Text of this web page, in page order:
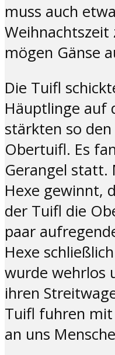
muss auch
Weihnachtszeit
mögen Gänse
Die Tuifl
Häuptlinge auf
stärkten so
Obertuifl. Es
Gerangel statt.
Hexe gewinnt,
der Tuifl die
paar
Hexe
wurde wehrlos
ihren
Tuifl fuhren
an uns